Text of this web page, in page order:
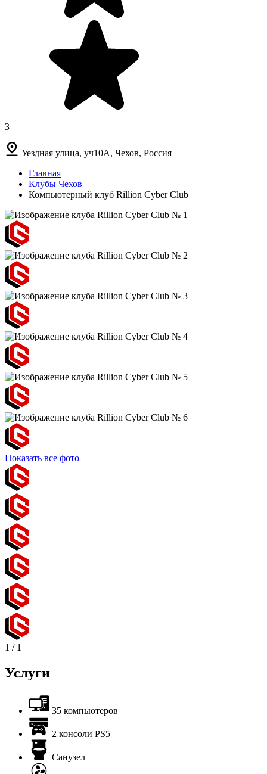
3
Уездная улица, уч10А, Чехов, Россия
Главная
Клубы Чехов
Компьютерный клуб Rillion Cyber Club
Показать все фото
1 / 1
Услуги
35 компьютеров
2 консоли PS5
Санузел